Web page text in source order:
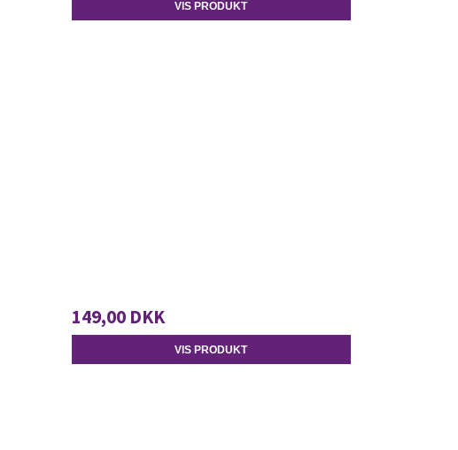
VIS PRODUKT
149,00 DKK
VIS PRODUKT